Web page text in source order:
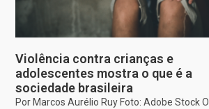
Violência contra crianças e
adolescentes mostra o que é a
sociedade brasileira
Por Marcos Aurélio Ruy Foto: Adobe Stock O